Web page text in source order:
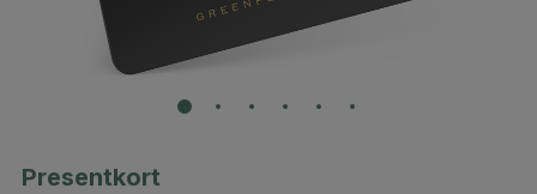
Presentkort